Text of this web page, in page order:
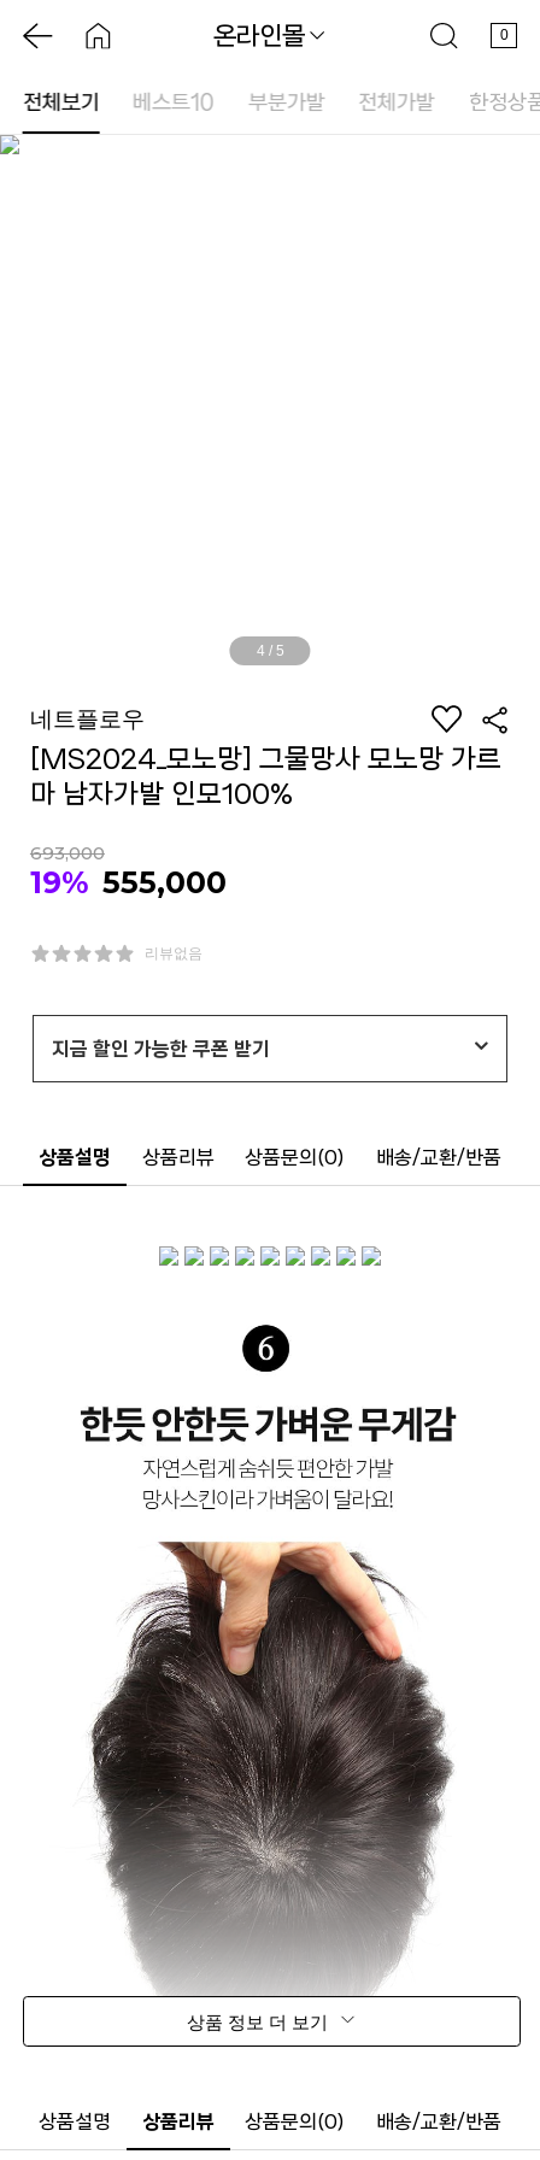
0
온라인몰
전체보기 베스트10 부분가발 전체가발 한정상
4 / 5
네트플로우
[MS2024_모노망] 그물망사 모노망 가르
마 남자가발 인모100%
693,000
19% 555,000
리뷰없음
지금 할인 가능한 쿠폰 받기
상품설명 상품리뷰 상품문의(0) 배송/교환/반품
상품 정보 더 보기
상품설명 상품리뷰 상품문의(0) 배송/교환/반품